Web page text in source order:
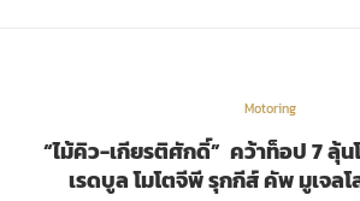
Motoring
“ไม้คิว-เกียรติศักดิ์” คว้าท็อป 7 ลุ้น
เรดบูล โมโตจีพี รุกกีส์ คัพ มูเจลโ